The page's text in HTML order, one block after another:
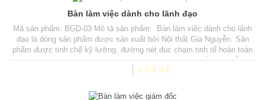
Bàn làm việc dành cho lãnh đạo
Mã sản phẩm: BGD-03 Mô tả sản phẩm: Bàn làm việc dành cho lãnh
đạo là dòng sản phẩm được sản xuất bởi Nội thất Gia Nguyễn. Sản
phẩm được tinh chế kỹ lưỡng, đường nét đục chạm tinh tế hoàn toàn
thủ công. Kích thước: D210cm x R97cm x C81cm Chất liệu: Gỗ Gụ
(có thể thay thế gỗ khác) Đục chạm tứ diện, hoàn thiện bằng sơn PU